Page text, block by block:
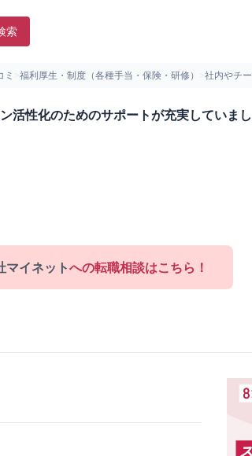
索
福利厚生・制度（各種手当・保険・研修） 社内やチ
活性化のためのサポートが充実していま
マイネットへの転職相談はこちら！